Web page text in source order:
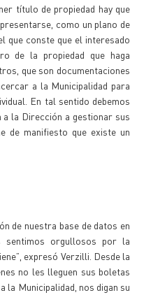
título de propiedad hay que
como un plano de
que conste que el interesado
de la propiedad que haga
que son documentaciones
a la Municipalidad para
En tal sentido debemos
a la Dirección a gestionar sus
de manifiesto que existe un
de nuestra base de datos en
sentimos orgullosos por la
expresó Verzilli. Desde la
no les lleguen sus boletas
la Municipalidad, nos digan su